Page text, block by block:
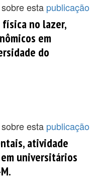
esta publicação
no lazer,
em
do
esta publicação
atividade
universitários